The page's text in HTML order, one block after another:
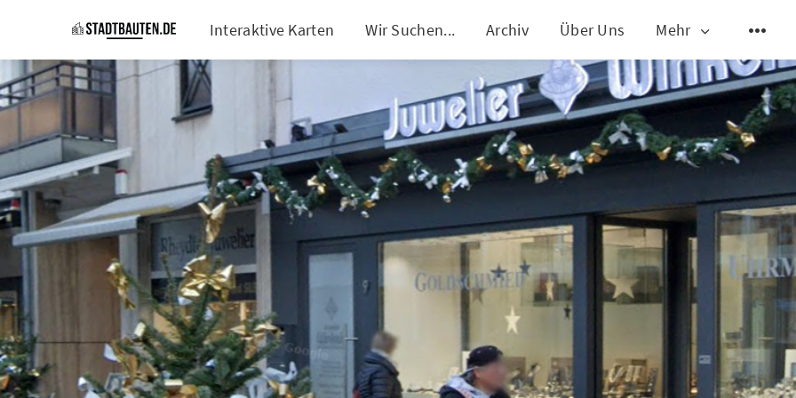
Interaktive Karten Wir Suchen... Archiv Über Uns Mehr